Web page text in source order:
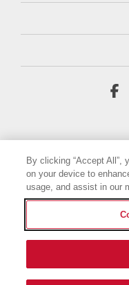
© 2026 Briggs &
By clicking “Accept All”,
on your device to
usage, and assist in our